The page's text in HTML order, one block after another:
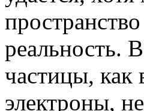
реальность.
частицы, как
электроны,